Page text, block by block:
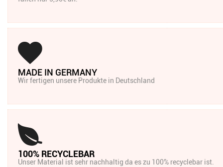
MADE IN GERMANY
Wir fertigen unsere Produkte in Deutschland
100% RECYCLEBAR
Unser Material ist sehr nachhaltig da es zu 100% recyclebar ist.